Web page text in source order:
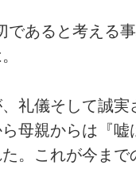
であると考える
、礼儀そして誠実
母親からは『嘘
。これが今まで